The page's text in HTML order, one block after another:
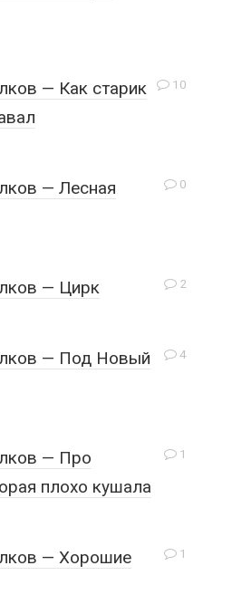
10
— Как старик
0
— Лесная
2
— Цирк
4
— Под Новый
1
— Про
плохо кушала
1
— Хорошие